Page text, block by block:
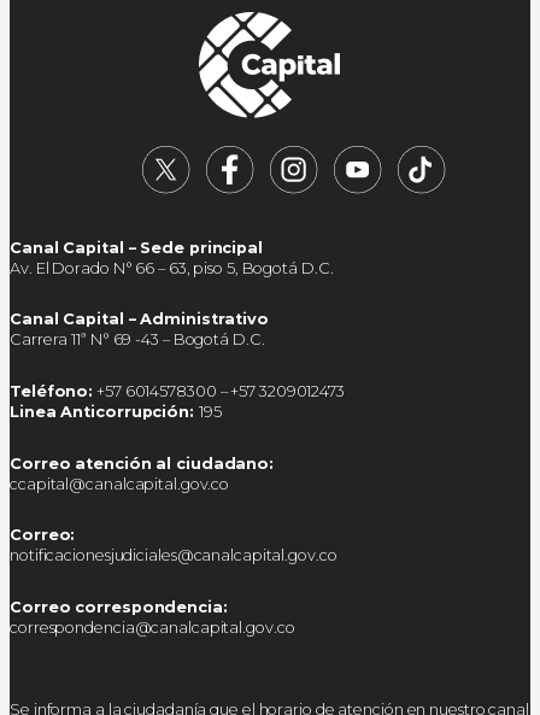
Canal Capital – Sede principal
Av. El Dorado N° 66 – 63, piso 5, Bogotá D.C.
Canal Capital – Administrativo
Carrera 11ª N° 69 -43 – Bogotá D.C.
Teléfono: +57 6014578300 – +57 3209012473
Linea Anticorrupción: 195
Correo atención al ciudadano:
ccapital@canalcapital.gov.co
Correo:
notificacionesjudiciales@canalcapital.gov.co
Correo correspondencia:
correspondencia@canalcapital.gov.co
Se informa a la ciudadanía que el horario de atención en nuestro canal